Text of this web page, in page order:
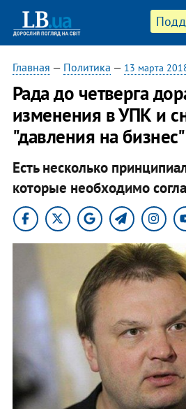
Главная — Политика — 13 марта
Рада до четверга
изменения в УПК и
"давления на бизнес"
Есть несколько
которые необходимо